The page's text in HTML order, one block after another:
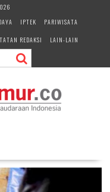
IPTEK
PARIWISATA
REDAKSI LAIN-LAIN